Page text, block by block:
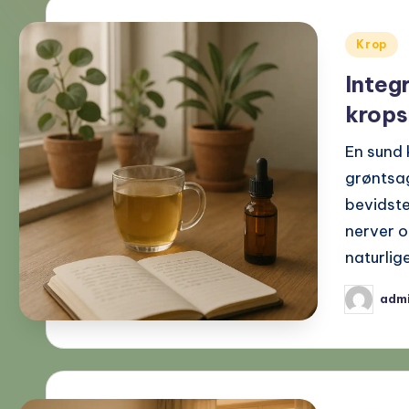
Posted
Krop
En
nerver
Posted
by